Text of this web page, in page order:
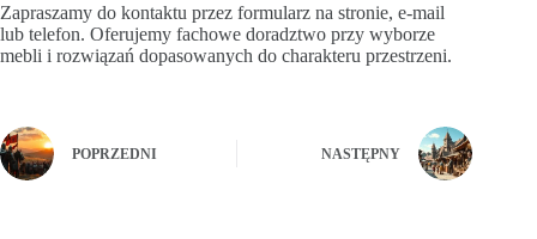
Zapraszamy do kontaktu przez formularz na stronie, e‑mail
lub telefon. Oferujemy fachowe doradztwo przy wyborze
mebli i rozwiązań dopasowanych do charakteru przestrzeni.
POPRZEDNI NASTĘPNY